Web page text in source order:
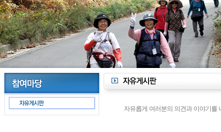
자유롭게 여러분의 의견과 이야기를